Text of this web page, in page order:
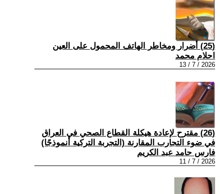
(25) أضرار ومخاطر الهاتف المحمول على العين
احلام محمد
2026 / 7 / 13
(26) مقترح لإعادة هيكلة القطاع الصحي في العراق
في ضوء التجارب المقارنة (التجربة التركية أنموذجًا)
فارس حامد عبد الكريم
2026 / 7 / 11